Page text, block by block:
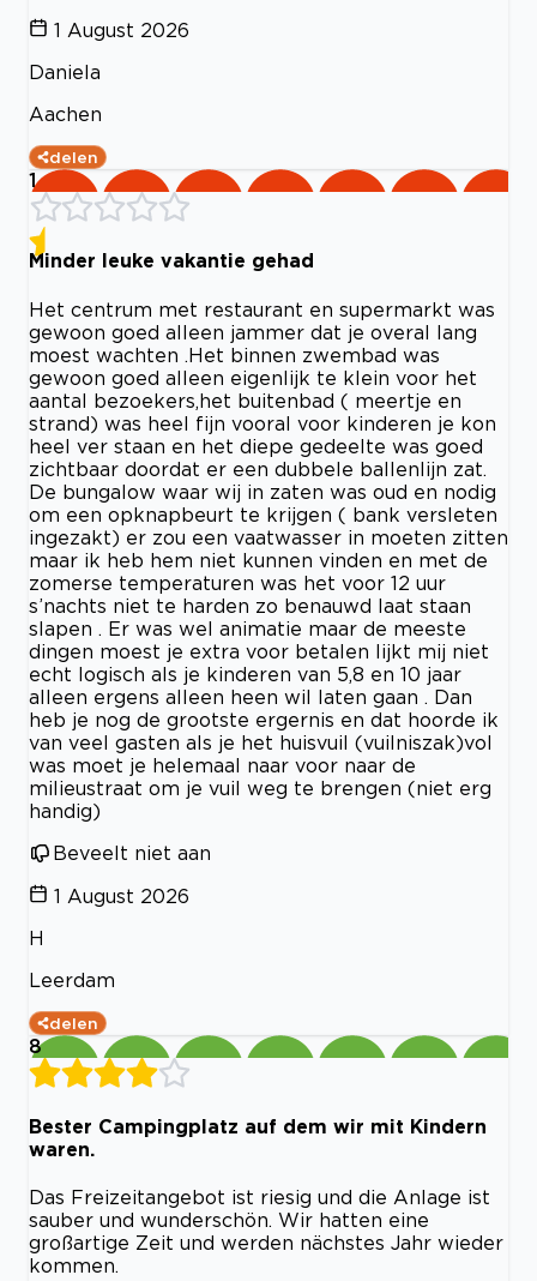
1 August 2026
Daniela
Aachen
delen
1
Minder leuke vakantie gehad
Het centrum met restaurant en supermarkt was
gewoon goed alleen jammer dat je overal lang
moest wachten .Het binnen zwembad was
gewoon goed alleen eigenlijk te klein voor het
aantal bezoekers,het buitenbad ( meertje en
strand) was heel fijn vooral voor kinderen je kon
heel ver staan en het diepe gedeelte was goed
zichtbaar doordat er een dubbele ballenlijn zat.
De bungalow waar wij in zaten was oud en nodig
om een opknapbeurt te krijgen ( bank versleten
ingezakt) er zou een vaatwasser in moeten zitten
maar ik heb hem niet kunnen vinden en met de
zomerse temperaturen was het voor 12 uur
s’nachts niet te harden zo benauwd laat staan
slapen . Er was wel animatie maar de meeste
dingen moest je extra voor betalen lijkt mij niet
echt logisch als je kinderen van 5,8 en 10 jaar
alleen ergens alleen heen wil laten gaan . Dan
heb je nog de grootste ergernis en dat hoorde ik
van veel gasten als je het huisvuil (vuilniszak)vol
was moet je helemaal naar voor naar de
milieustraat om je vuil weg te brengen (niet erg
handig)
Beveelt niet aan
1 August 2026
H
Leerdam
delen
8
Bester Campingplatz auf dem wir mit Kindern
waren.
Das Freizeitangebot ist riesig und die Anlage ist
sauber und wunderschön. Wir hatten eine
großartige Zeit und werden nächstes Jahr wieder
kommen.